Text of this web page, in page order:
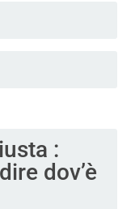
:
dov’è